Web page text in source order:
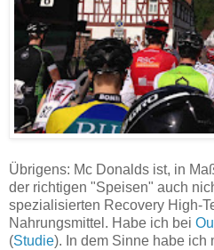
Übrigens: Mc Donalds ist, in
der richtigen "Speisen" auch
spezialisierten Recovery High-
Nahrungsmittel. Habe ich bei
(Studie). In dem Sinne habe ich